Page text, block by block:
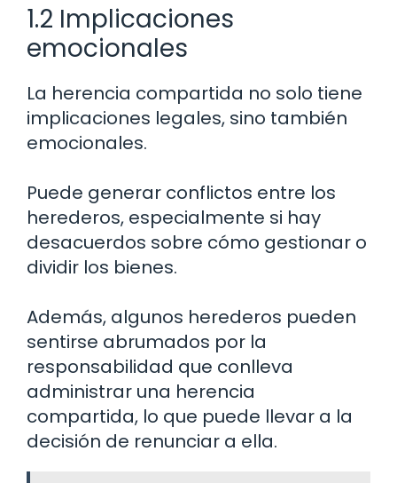
1.2 Implicaciones
emocionales
La herencia compartida no solo tiene
implicaciones legales, sino también
emocionales.
Puede generar conflictos entre los
herederos, especialmente si hay
desacuerdos sobre cómo gestionar o
dividir los bienes.
Además, algunos herederos pueden
sentirse abrumados por la
responsabilidad que conlleva
administrar una herencia
compartida, lo que puede llevar a la
decisión de renunciar a ella.